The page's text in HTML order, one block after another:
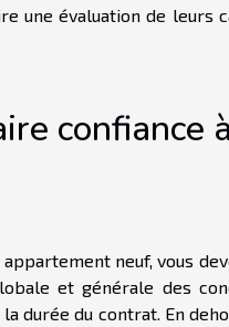
une évaluation de leurs
confiance à
neuf, vous
et générale des
durée du contrat. En